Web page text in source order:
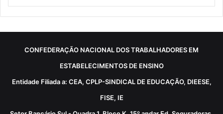
CONFEDERAÇÃO NACIONAL DOS TRABALHADORES EM
ESTABELECIMENTOS DE ENSINO
Entidade Filiada a: CEA, CPLP-SINDICAL DE EDUCAÇÃO, DIEESE,
FISE, IE